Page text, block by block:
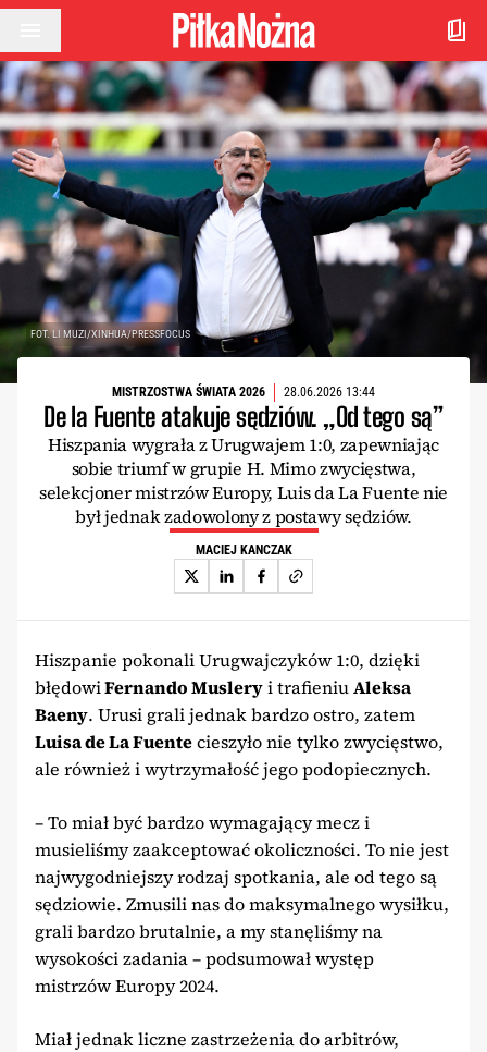
Przejdź do treści
FOT. LI MUZI/XINHUA/PRESSFOCUS
MISTRZOSTWA ŚWIATA 2026 28.06.2026 13:44
De la Fuente atakuje sędziów. „Od tego są”
Hiszpania wygrała z Urugwajem 1:0, zapewniając
sobie triumf w grupie H. Mimo zwycięstwa,
selekcjoner mistrzów Europy, Luis da La Fuente nie
był jednak zadowolony z postawy sędziów.
MACIEJ KANCZAK
Hiszpanie pokonali Urugwajczyków 1:0, dzięki
błędowiFernando Musleryi trafieniuAleksa
Baeny. Urusi grali jednak bardzo ostro, zatem
Luisa de La Fuentecieszyło nie tylko zwycięstwo,
ale również i wytrzymałość jego podopiecznych.
– To miał być bardzo wymagający mecz i
musieliśmy zaakceptować okoliczności. To nie jest
najwygodniejszy rodzaj spotkania, ale od tego są
sędziowie. Zmusili nas do maksymalnego wysiłku,
grali bardzo brutalnie, a my stanęliśmy na
wysokości zadania – podsumował występ
mistrzów Europy 2024.
Miał jednak liczne zastrzeżenia do arbitrów,